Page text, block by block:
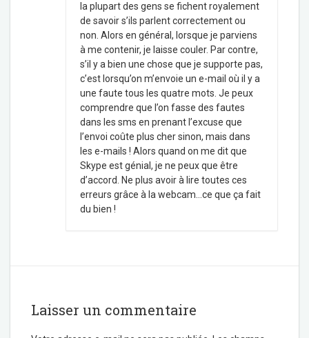
la plupart des gens se fichent royalement
de savoir s’ils parlent correctement ou
non. Alors en général, lorsque je parviens
à me contenir, je laisse couler. Par contre,
s’il y a bien une chose que je supporte pas,
c’est lorsqu’on m’envoie un e-mail où il y a
une faute tous les quatre mots. Je peux
comprendre que l’on fasse des fautes
dans les sms en prenant l’excuse que
l’envoi coûte plus cher sinon, mais dans
les e-mails ! Alors quand on me dit que
Skype est génial, je ne peux que être
d’accord. Ne plus avoir à lire toutes ces
erreurs grâce à la webcam…ce que ça fait
du bien !
Laisser un commentaire